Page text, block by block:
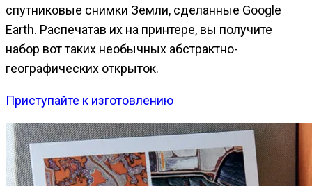
спутниковые снимки Земли, сделанные Google
Earth. Распечатав их на принтере, вы получите
набор вот таких необычных абстрактно-
географических открыток.
Приступайте к изготовлению